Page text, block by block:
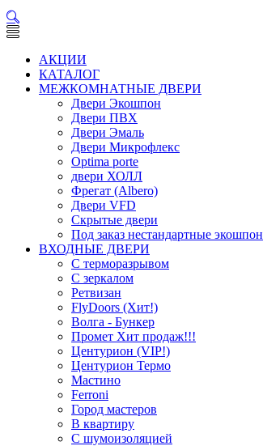
АКЦИИ
КАТАЛОГ
МЕЖКОМНАТНЫЕ ДВЕРИ
Двери Экошпон
Двери ПВХ
Двери Эмаль
Двери Микрофлекс
Optima porte
двери ХОЛЛ
Фрегат (Albero)
Двери VFD
Скрытые двери
Под заказ нестандартные экошпон
ВХОДНЫЕ ДВЕРИ
С терморазрывом
С зеркалом
Ретвизан
FlyDoors (Хит!)
Волга - Бункер
Промет Хит продаж!!!
Центурион (VIP!)
Центурион Термо
Мастино
Ferroni
Город мастеров
В квартиру
С шумоизоляцией